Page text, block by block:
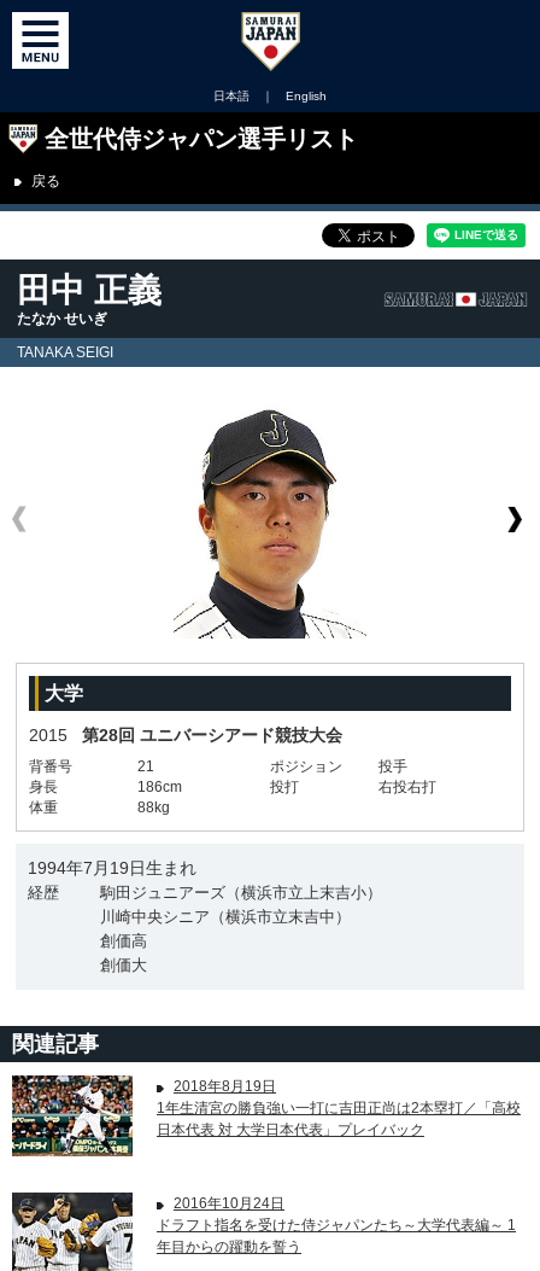
日本語 ｜ English
全世代侍ジャパン選手リスト
戻る
田中 正義
たなか せいぎ
TANAKA SEIGI
大学
2015 第28回 ユニバーシアード競技大会
背番号 21 ポジション
投手
身長
186cm 投打
右投右打
体重
88kg
1994年7月19日生まれ
経歴
駒田ジュニアーズ（横浜市立上末吉小）
川崎中央シニア（横浜市立末吉中）
創価高
創価大
関連記事
2018年8月19日
1年生清宮の勝負強い一打に吉田正尚は2本塁打／「高校
日本代表 対 大学日本代表」プレイバック
2016年10月24日
ドラフト指名を受けた侍ジャパンたち～大学代表編～ 1
年目からの躍動を誓う